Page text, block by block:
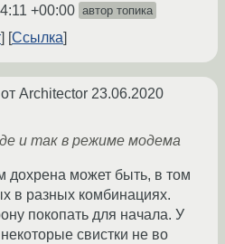
+00:00 автор топика
Ссылка
от Architector 23.06.2020
и так в режиме модема
дохрена может быть, в том
в разных комбинациях.
покопать для начала. У
свистки не во